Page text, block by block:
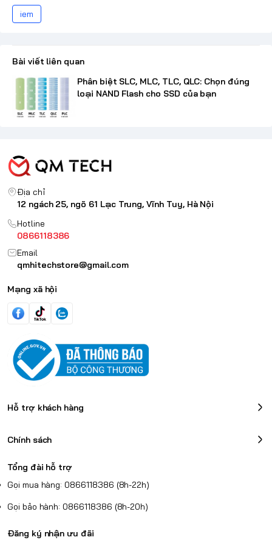
iem
Bài viết liên quan
Phân biệt SLC, MLC, TLC, QLC: Chọn đúng
loại NAND Flash cho SSD của bạn
Địa chỉ
12 ngách 25, ngõ 61 Lạc Trung, Vĩnh Tuy, Hà Nội
Hotline
0866118386
Email
qmhitechstore@gmail.com
Mạng xã hội
Hỗ trợ khách hàng
Chính sách
Tổng đài hỗ trợ
Gọi mua hàng: 0866118386 (8h-22h)
Gọi bảo hành: 0866118386 (8h-20h)
Đăng ký nhận ưu đãi